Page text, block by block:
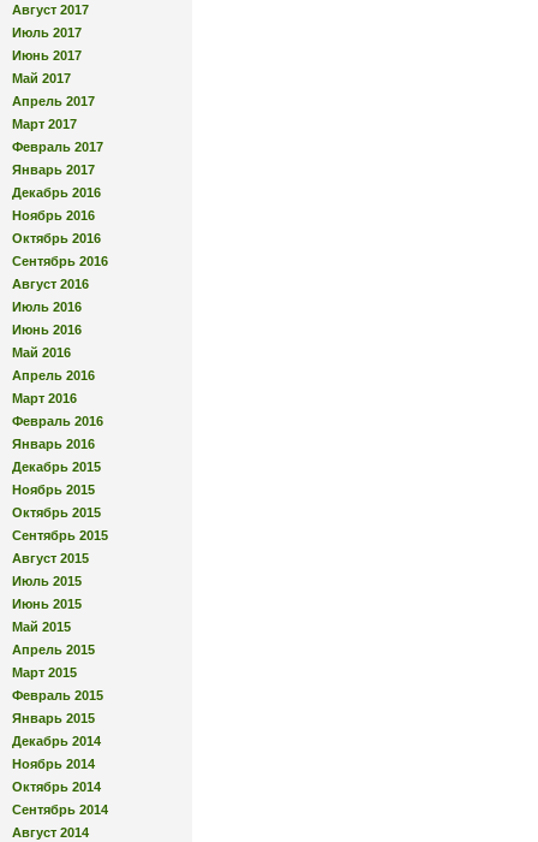
Август 2017
Июль 2017
Июнь 2017
Май 2017
Апрель 2017
Март 2017
Февраль 2017
Январь 2017
Декабрь 2016
Ноябрь 2016
Октябрь 2016
Сентябрь 2016
Август 2016
Июль 2016
Июнь 2016
Май 2016
Апрель 2016
Март 2016
Февраль 2016
Январь 2016
Декабрь 2015
Ноябрь 2015
Октябрь 2015
Сентябрь 2015
Август 2015
Июль 2015
Июнь 2015
Май 2015
Апрель 2015
Март 2015
Февраль 2015
Январь 2015
Декабрь 2014
Ноябрь 2014
Октябрь 2014
Сентябрь 2014
Август 2014